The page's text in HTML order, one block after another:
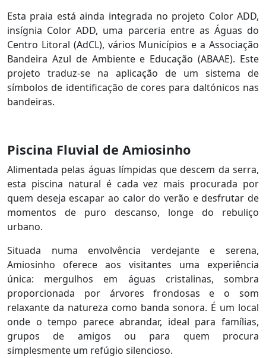
Esta praia está ainda integrada no projeto Color ADD,
insígnia Color ADD, uma parceria entre as Águas do
Centro Litoral (AdCL), vários Municípios e a Associação
Bandeira Azul de Ambiente e Educação (ABAAE). Este
projeto traduz-se na aplicação de um sistema de
símbolos de identificação de cores para daltónicos nas
bandeiras.
Piscina Fluvial de Amiosinho
Alimentada pelas águas límpidas que descem da serra,
esta piscina natural é cada vez mais procurada por
quem deseja escapar ao calor do verão e desfrutar de
momentos de puro descanso, longe do rebuliço
urbano.
Situada numa envolvência verdejante e serena,
Amiosinho oferece aos visitantes uma experiência
única: mergulhos em águas cristalinas, sombra
proporcionada por árvores frondosas e o som
relaxante da natureza como banda sonora. É um local
onde o tempo parece abrandar, ideal para famílias,
grupos de amigos ou para quem procura
simplesmente um refúgio silencioso.